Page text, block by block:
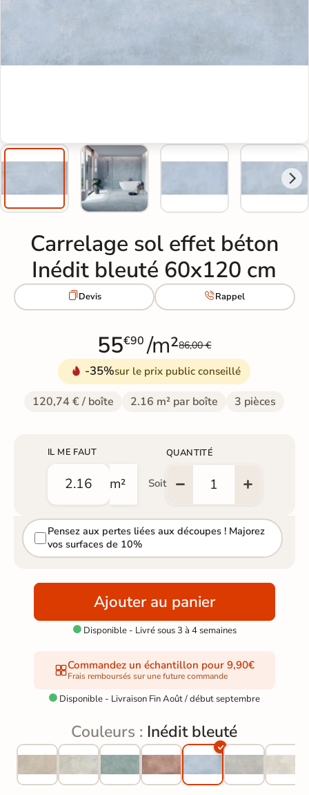
Carrelage sol effet béton
Inédit bleuté 60x120 cm
Devis Rappel
55€90 /m²86,00 €
-35%sur le prix public conseillé
120,74 € / boîte 2.16 m² par boîte 3 pièces
IL ME FAUT
m² Soit
QUANTITÉ
Pensez aux pertes liées aux découpes ! Majorez
vos surfaces de 10%
Ajouter au panier
Disponible - Livré sous 3 à 4 semaines
Commandez un échantillon pour 9,90€
Frais remboursés sur une future commande
 Disponible - Livraison Fin Août / début septembre
Couleurs : Inédit bleuté